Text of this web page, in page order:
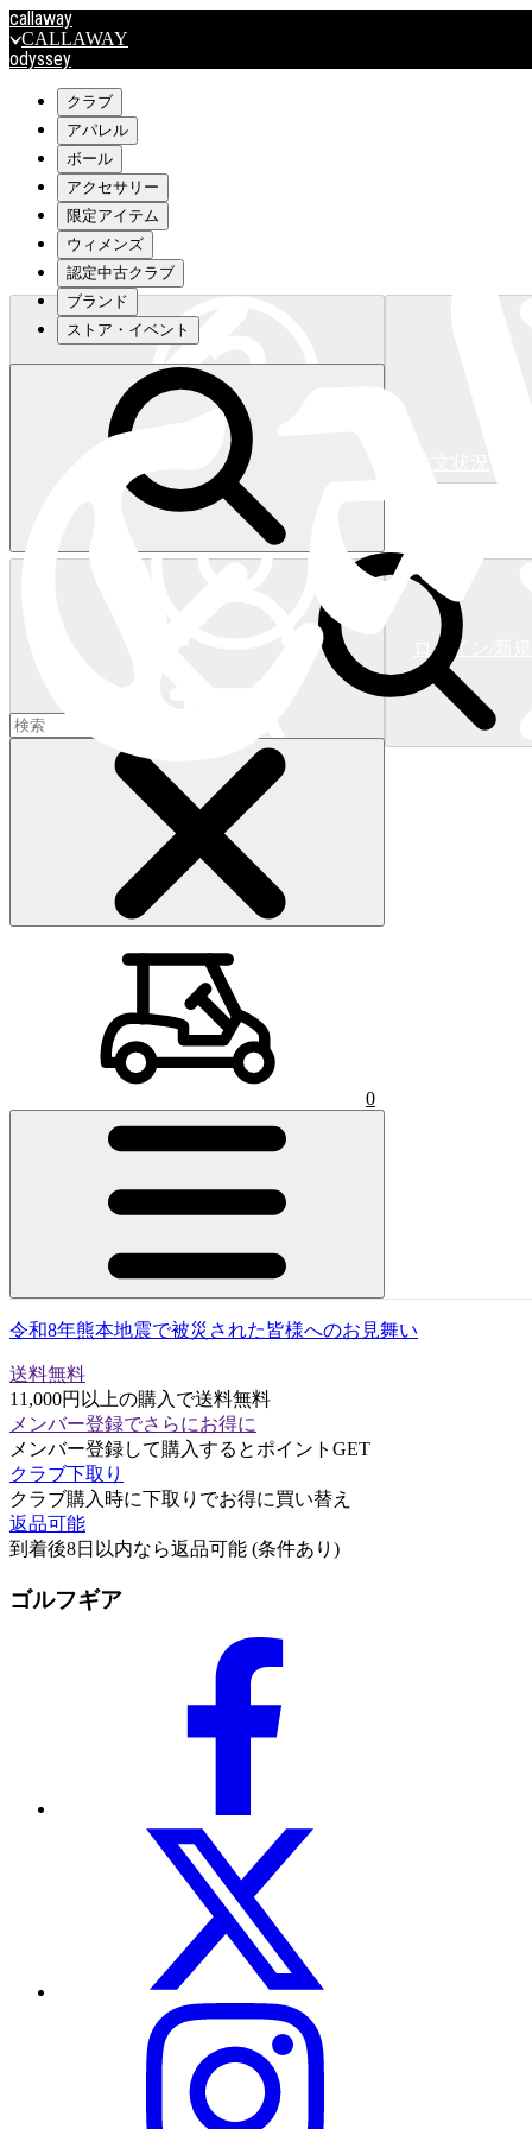
callaway
CALLAWAY
odyssey
travismathew
outlet
OUTLET
キャロウェイアパレルはこちら>>>
キャロウェイアパレルはこちら>>>
ログイン/新
ショッピングカート 0)
クラブ
アパレル
ボール
アクセサリー
限定アイテム
ウィメンズ
認定中古クラブ
ブランド
ストア・イベント
0
令和8年熊本地震で被災された皆様へのお見舞い
送料無料
11,000円以上の購入で送料無料
メンバー登録でさらにお得に
メンバー登録して購入するとポイントGET
クラブ下取り
クラブ購入時に下取りでお得に買い替え
返品可能
到着後8日以内なら返品可能 (条件あり)
ゴルフギア